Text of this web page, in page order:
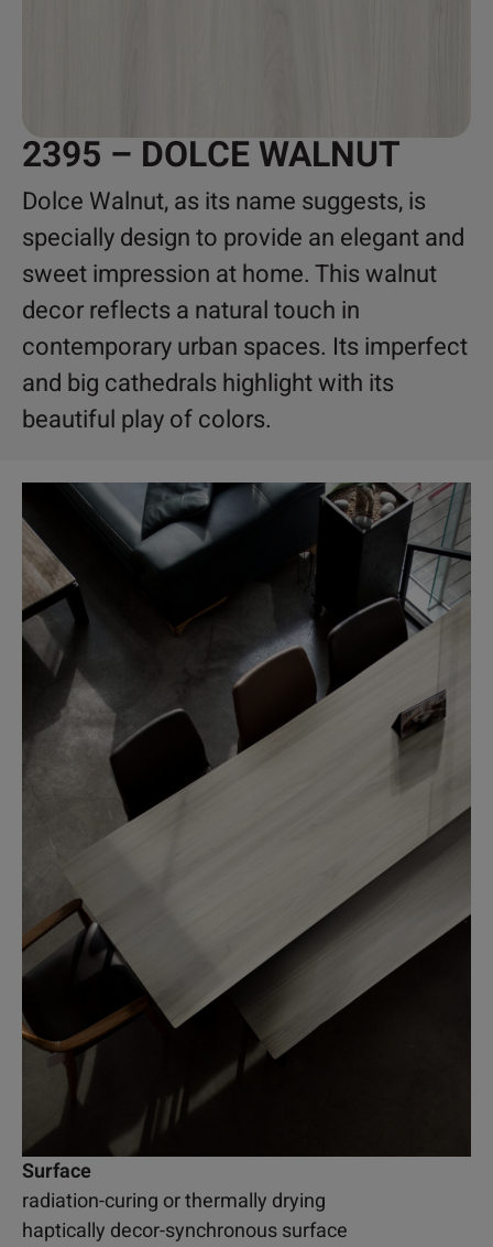
2395 – DOLCE WALNUT
Dolce Walnut, as its name suggests, is
specially design to provide an elegant and
sweet impression at home. This walnut
decor reflects a natural touch in
contemporary urban spaces. Its imperfect
and big cathedrals highlight with its
beautiful play of colors.
Surface
radiation-curing or thermally drying
haptically decor-synchronous surface